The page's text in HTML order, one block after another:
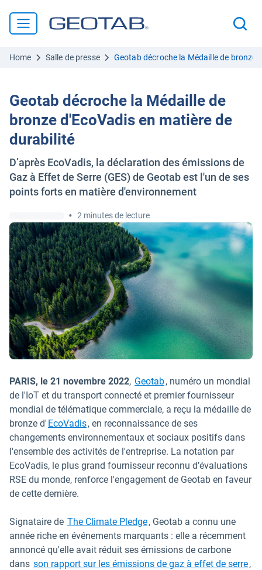
Home Salle de presse Geotab décroche la Médaille de bronze
Geotab décroche la Médaille de
bronze d'EcoVadis en matière de
durabilité
D’après EcoVadis, la déclaration des émissions de
Gaz à Effet de Serre (GES) de Geotab est l'un de ses
points forts en matière d'environnement
• 2 minutes de lecture
PARIS, le 21 novembre 2022, Geotab, numéro un mondial
de l'IoT et du transport connecté et premier fournisseur
mondial de télématique commerciale, a reçu la médaille de
bronze d' EcoVadisOuvrir dans une nouvelle fenêtre
, en reconnaissance de ses
changements environnementaux et sociaux positifs dans
l'ensemble des activités de l'entreprise. La notation par
EcoVadis, le plus grand fournisseur reconnu d’évaluations
RSE du monde, renforce l'engagement de Geotab en faveur
de cette dernière.
Signataire de The Climate Pledge, Geotab a connu une
année riche en événements marquants : elle a récemment
annoncé qu'elle avait réduit ses émissions de carbone
dans son rapport sur les émissions de gaz à effet de serre,